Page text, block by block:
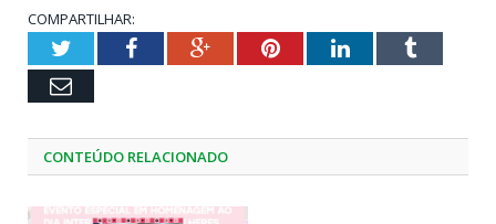
COMPARTILHAR:
TwitterFacebookGoogle+PinterestLinkedInTumblr
Email
CONTEÚDO RELACIONADO